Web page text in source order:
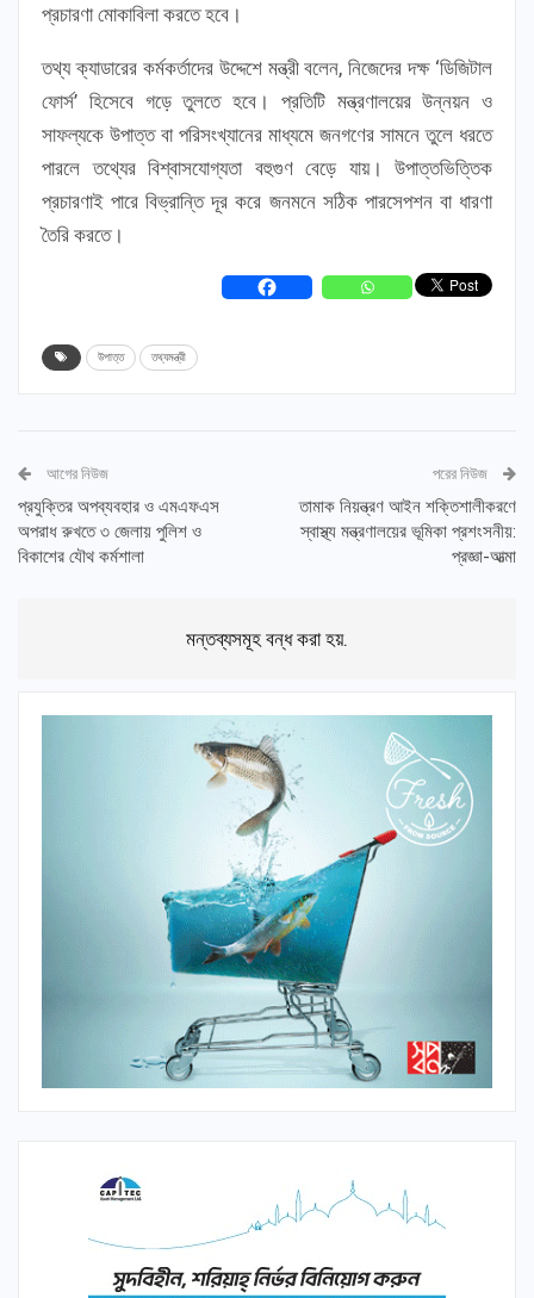
প্রচারণা মোকাবিলা করতে হবে।
তথ্য ক্যাডারের কর্মকর্তাদের উদ্দেশে মন্ত্রী বলেন, নিজেদের দক্ষ ‘ডিজিটাল
ফোর্স’ হিসেবে গড়ে তুলতে হবে। প্রতিটি মন্ত্রণালয়ের উন্নয়ন ও
সাফল্যকে উপাত্ত বা পরিসংখ্যানের মাধ্যমে জনগণের সামনে তুলে ধরতে
পারলে তথ্যের বিশ্বাসযোগ্যতা বহুগুণ বেড়ে যায়। উপাত্তভিত্তিক
প্রচারণাই পারে বিভ্রান্তি দূর করে জনমনে সঠিক পারসেপশন বা ধারণা
তৈরি করতে।
উপাত্ত তথ্যমন্ত্রী
আগের নিউজ
প্রযুক্তির অপব্যবহার ও এমএফএস
অপরাধ রুখতে ৩ জেলায় পুলিশ ও
বিকাশের যৌথ কর্মশালা
পরের নিউজ
তামাক নিয়ন্ত্রণ আইন শক্তিশালীকরণে
স্বাস্থ্য মন্ত্রণালয়ের ভূমিকা প্রশংসনীয়:
প্রজ্ঞা-আত্মা
মন্তব্যসমূহ বন্ধ করা হয়.